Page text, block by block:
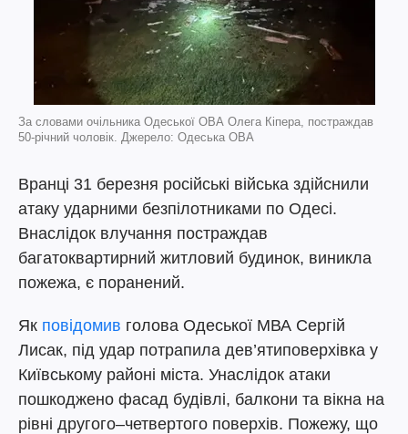
За словами очільника Одеської ОВА Олега Кіпера, постраждав
50-річний чоловік. Джерело: Одеська ОВА
Вранці 31 березня російські війська здійснили
атаку ударними безпілотниками по Одесі.
Внаслідок влучання постраждав
багатоквартирний житловий будинок, виникла
пожежа, є поранений.
Як повідомив голова Одеської МВА Сергій
Лисак, під удар потрапила дев’ятиповерхівка у
Київському районі міста. Унаслідок атаки
пошкоджено фасад будівлі, балкони та вікна на
рівні другого–четвертого поверхів. Пожежу, що